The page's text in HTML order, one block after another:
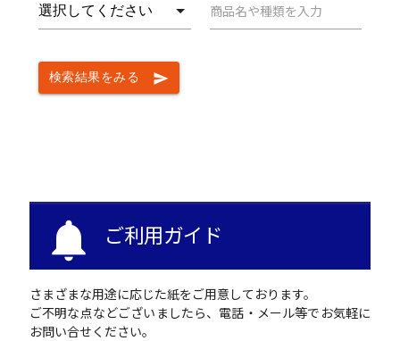
商品名や種類を入力
send
検索結果をみる
notifications ご利用ガイド
さまざまな用途に応じた紙をご用意しております。
ご不明な点などございましたら、電話・メール等でお気軽に
お問い合せください。